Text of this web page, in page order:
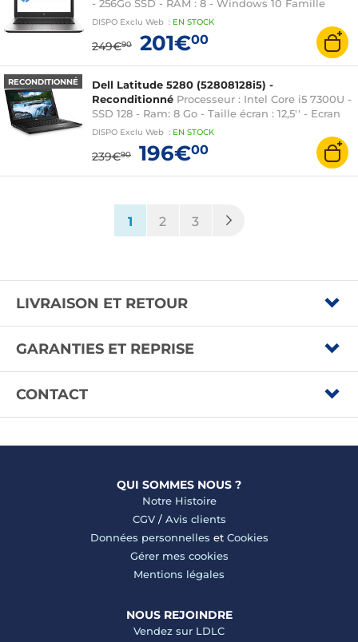
- 256Go SSD - RAM : 8 - Windows 10 Famille
64bits - Intel HD Graphics 520 (intégré au
DISPO Exclu Web : EN STOCK
249€90 201€00
RECONDITIONNÉ
Dell Latitude 5280 (52808128i5) -
Reconditionné Processeur : Intel Core i5 7300U -
SSD 128 - Ram: 8 Go - Taille écran : 12,5'' - Ecran
tactile : non - Webcam : oui - Système
d'exploitation : Windows 10 - AZERTY
DISPO Exclu Web : EN STOCK
239€90 196€00
1(current)
2 3
LIVRAISON ET RETOUR
GARANTIES ET REPRISE
CONTACT
QUI SOMMES NOUS ?
Notre Histoire
CGV/ Avis clients
Données personnelles et Cookies
Gérer mes cookies
Mentions légales
NOUS REJOINDRE
Vendez sur LDLC